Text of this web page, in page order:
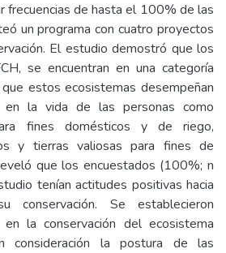
frecuencias de hasta el 100% de las
un programa con cuatro proyectos
El estudio demostró que los
se encuentran en una categoría
estos ecosistemas desempeñan
en la vida de las personas como
fines domésticos y de riego,
y tierras valiosas para fines de
que los encuestados (100%; n
tenían actitudes positivas hacia
conservación. Se establecieron
la conservación del ecosistema
consideración la postura de las